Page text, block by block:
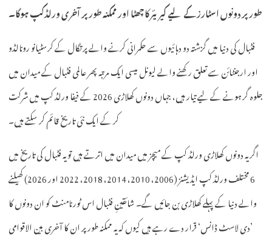
طور پر دونوں اسٹارز کے لیے کیریئر کا چھٹا اور ممکنہ طور پر آخری ورلڈکپ ہوگا۔
فٹبال کی دنیا میں گزشتہ دو دہائیوں سے حکمرانی کرنے والے پرتگال کے کرسٹیانو رونالڈو
اور ارجنٹائن سے تعلق رکھنے والے لیونل میسی ایک مرتبہ پھر عالمی فٹبال کے میدان میں
جلوہ گر ہونے کے لیے تیار ہیں، جہاں دونوں کھلاڑی 2026 کے فیفا ورلڈ کپ میں شرکت
کر کے ایک نئی تاریخ قائم کر سکتے ہیں۔
اگر یہ دونوں کھلاڑی ورلڈ کپ کے میچز میں میدان میں اترتے ہیں تو یہ فٹبال کی تاریخ میں
6 مختلف ورلڈ کپ ایڈیشنز (2006، 2010، 2014، 2018، 2022 اور 2026) کھیلنے
والے دنیا کے پہلے کھلاڑی بن جائیں گے۔ شائقینِ فٹبال اس ٹورنامنٹ کو ان دونوں کا
’دی لاسٹ ڈانس‘ قرار دے رہے ہیں کیوں کہ یہ ممکنہ طور پر ان کا آخری بین الاقوامی